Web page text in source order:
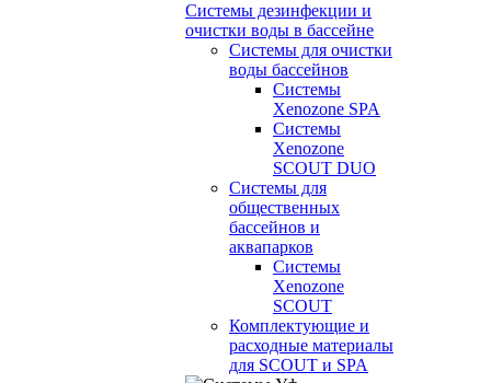
Системы дезинфекции и
очистки воды в бассейне
Системы для очистки
воды бассейнов
Системы
Xenozone SPA
Системы
Xenozone
SCOUT DUO
Системы для
общественных
бассейнов и
аквапарков
Системы
Xenozone
SCOUT
Комплектующие и
расходные материалы
для SCOUT и SPA